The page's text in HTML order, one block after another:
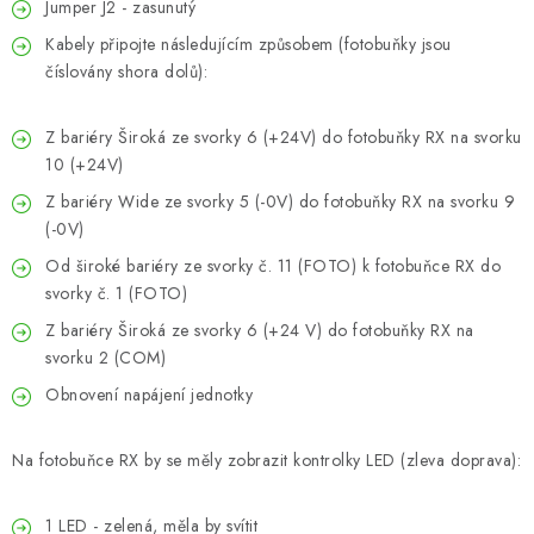
Jumper J2 - zasunutý
Kabely připojte následujícím způsobem (fotobuňky jsou
číslovány shora dolů):
Z bariéry Široká ze svorky 6 (+24V) do fotobuňky RX na svorku
10 (+24V)
Z bariéry Wide ze svorky 5 (-0V) do fotobuňky RX na svorku 9
(-0V)
Od široké bariéry ze svorky č. 11 (FOTO) k fotobuňce RX do
svorky č. 1 (FOTO)
Z bariéry Široká ze svorky 6 (+24 V) do fotobuňky RX na
svorku 2 (COM)
Obnovení napájení jednotky
Na fotobuňce RX by se měly zobrazit kontrolky LED (zleva doprava):
1 LED - zelená, měla by svítit